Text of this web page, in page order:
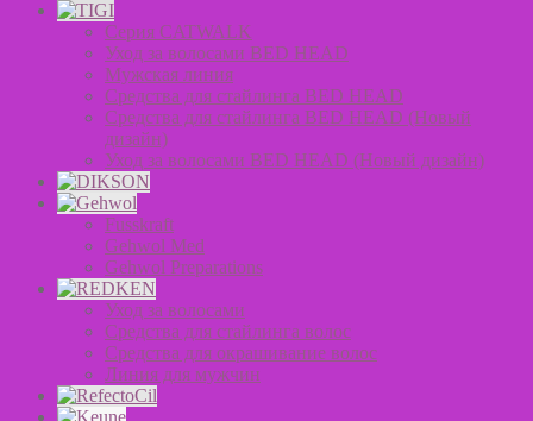
Серия CATWALK
Уход за волосами BED HEAD
Мужская линия
Средства для стайлинга BED HEAD
Средства для стайлинга BED HEAD (Новый
дизайн)
Уход за волосами BED HEAD (Новый дизайн)
Fusskraft
Gehwol Med
Gehwol Preparations
Уход за волосами
Средства для стайлинга волос
Средства для окрашивание волос
Линия для мужчин